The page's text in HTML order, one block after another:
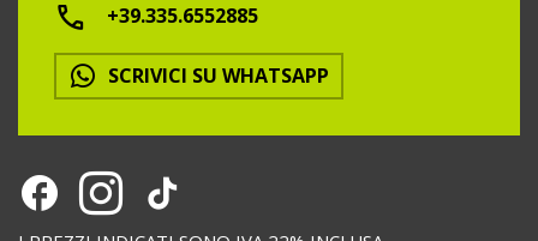
+39.335.6552885
SCRIVICI SU WHATSAPP